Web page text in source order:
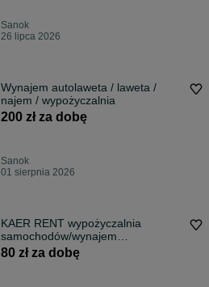
Sanok
26 lipca 2026
Wynajem autolaweta / laweta /
najem / wypożyczalnia
200 zł za dobę
Sanok
01 sierpnia 2026
KAER RENT wypożyczalnia
samochodów/wynajem
samochodu/wynajem aut 24/7
80 zł za dobę